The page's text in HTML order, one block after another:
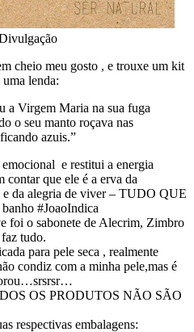
cheio meu gosto , e trouxe um kit
lenda:
a Virgem Maria na sua fuga
o seu manto roçava nas
azuis.”
e restitui a energia
contar que ele é a erva da
e da alegria de viver – TUDO QUE
#JoaoIndica
foi o sabonete de Alecrim, Zimbro
tudo.
para pele seca , realmente
condiz com a minha pele,mas é
OS PRODUTOS NÃO SÃO
respectivas embalagens: